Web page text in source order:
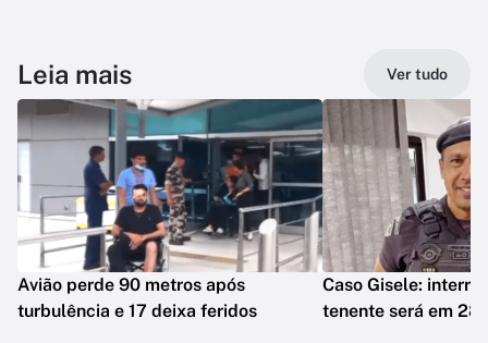
Leia mais Ver tudo
Avião perde 90 metros após
turbulência e 17 deixa feridos
Caso Gisele:
tenente será em 28